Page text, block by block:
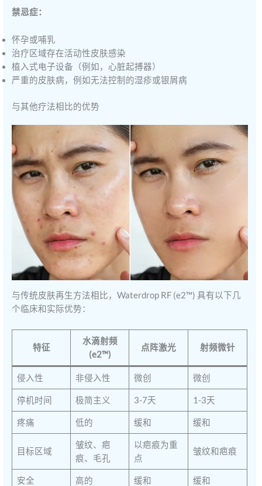
禁忌症：
怀孕或哺乳
治疗区域存在活动性皮肤感染
植入式电子设备（例如，心脏起搏器）
严重的皮肤病，例如无法控制的湿疹或银屑病
与其他疗法相比的优势
与传统皮肤再生方法相比，Waterdrop RF (e2™) 具有以下几
个临床和实际优势：
特征
水滴射频
(e2™)
点阵激光 射频微针
侵入性 非侵入性 微创 微创
停机时间 极简主义 3-7天 1-3天
疼痛 低的 缓和 缓和
目标区域
皱纹、疤
痕、毛孔
以疤痕为重
点
皱纹和疤痕
安全 高的 缓和 缓和